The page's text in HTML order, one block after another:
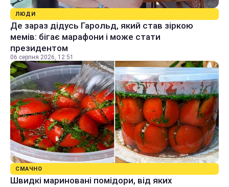
ЛЮДИ
Де зараз дідусь Гарольд, який став зіркою
мемів: бігає марафони і може стати
президентом
06 серпня 2026, 12:51
СМАЧНО
Швидкі мариновані помідори, від яких